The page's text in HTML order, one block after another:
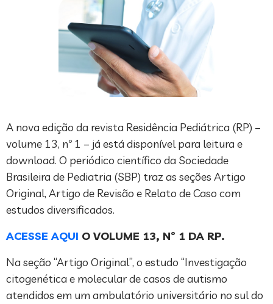
A nova edição da revista Residência Pediátrica (RP) –
volume 13, nº 1 – já está disponível para leitura e
download. O periódico científico da Sociedade
Brasileira de Pediatria (SBP) traz as seções Artigo
Original, Artigo de Revisão e Relato de Caso com
estudos diversificados.
ACESSE AQUI O VOLUME 13, Nº 1 DA RP.
Na seção “Artigo Original”, o estudo “Investigação
citogenética e molecular de casos de autismo
atendidos em um ambulatório universitário no sul do